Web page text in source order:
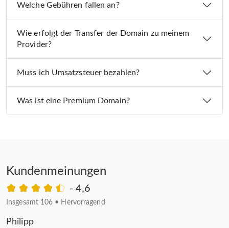
Welche Gebühren fallen an?
Wie erfolgt der Transfer der Domain zu meinem
Provider?
Muss ich Umsatzsteuer bezahlen?
Was ist eine Premium Domain?
Kundenmeinungen
- 4,6
Insgesamt 106 • Hervorragend
Philipp